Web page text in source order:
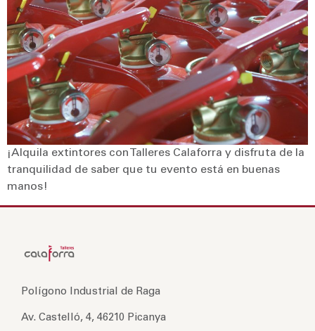
¡Alquila extintores con Talleres Calaforra y disfruta de la
tranquilidad de saber que tu evento está en buenas
manos!
Polígono Industrial de Raga
Av. Castelló, 4, 46210 Picanya